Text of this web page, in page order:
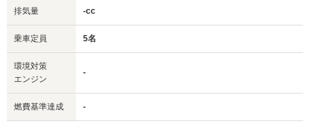
排気量 -cc
乗車定員 5名
環境対策
エンジン
-
燃費基準達成 -